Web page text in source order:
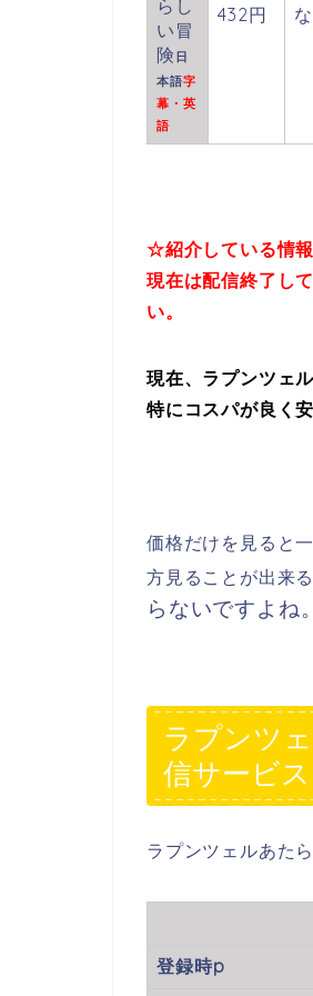
らし
い冒
険 日
本語字
幕・英
語
432円
☆紹介している情
現在は配信終了し
い。
現在、ラプンツェ
特にコスパが良く
価格だけを見ると
方見ることが出来る
らないですよね。
ラプンツ
信サービ
ラプンツェルあた
登録時p